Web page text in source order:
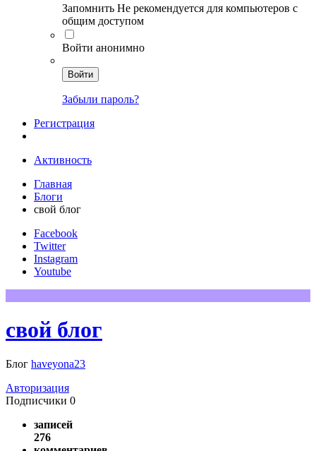
Запомнить Не рекомендуется для компьютеров с
общим доступом
Войти анонимно
Войти
Забыли пароль?
Регистрация
Активность
Главная
Блоги
свой блог
Facebook
Twitter
Instagram
Youtube
свой блог
Блог haveyona23
Авторизация
Подписчики 0
записей
276